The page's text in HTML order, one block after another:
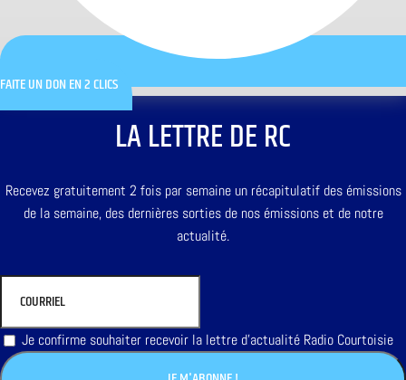
FAITE UN DON EN 2 CLICS
LA LETTRE DE RC
Recevez gratuitement 2 fois par semaine un récapitulatif des émissions
de la semaine, des dernières sorties de nos émissions et de notre
actualité.
Je confirme souhaiter recevoir la lettre d'actualité Radio Courtoisie